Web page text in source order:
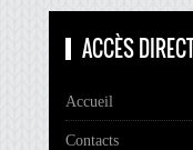
ACCÈS
Accueil
Contacts